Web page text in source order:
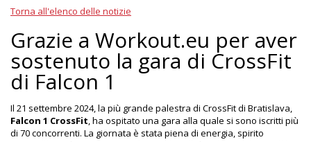
Torna all'elenco delle notizie
Grazie a Workout.eu per aver
sostenuto la gara di CrossFit
di Falcon 1
Il 21 settembre 2024, la più grande palestra di CrossFit di Bratislava,
Falcon 1 CrossFit , ha ospitato una gara alla quale si sono iscritti più
di 70 concorrenti. La giornata è stata piena di energia, spirito